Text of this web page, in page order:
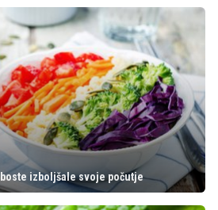
izboljšale svoje počutje